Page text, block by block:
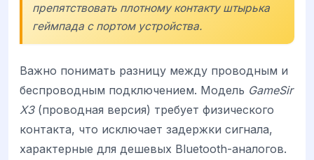
препятствовать плотному контакту штырька
геймпада с портом устройства.
Важно понимать разницу между проводным и
беспроводным подключением. Модель GameSir
X3(проводная версия) требует физического
контакта, что исключает задержки сигнала,
характерные для дешевых Bluetooth-аналогов.